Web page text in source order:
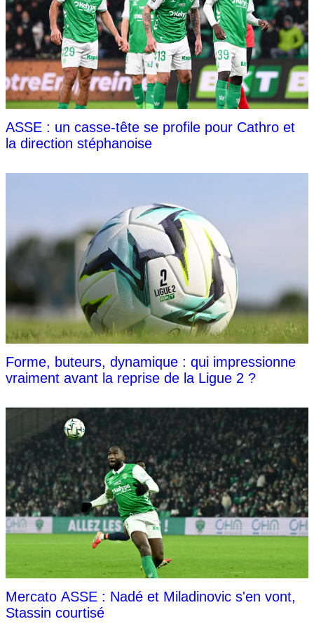
ASSE : un casse-tête se profile pour Cathro et
la direction stéphanoise
Forme, buteurs, dynamique : qui impressionne
vraiment avant la reprise de la Ligue 2 ?
Mercato ASSE : Nadé et Miladinovic s'en vont,
Stassin courtisé